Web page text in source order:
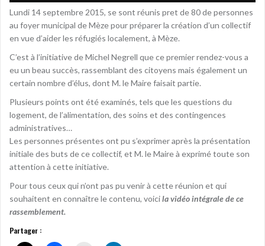
Lundi 14 septembre 2015, se sont réunis pret de 80 de personnes
au foyer municipal de Mèze pour préparer la création d’un collectif
en vue d’aider les réfugiés localement, à Mèze.
C’est à l’initiative de Michel Negrell que ce premier rendez-vous a
eu un beau succès, rassemblant des citoyens mais également un
certain nombre d’élus, dont M. le Maire faisait partie.
Plusieurs points ont été examinés, tels que les questions du
logement, de l’alimentation, des soins et des contingences
administratives…
Les personnes présentes ont pu s’exprimer après la présentation
initiale des buts de ce collectif, et M. le Maire à exprimé toute son
attention à cette initiative.
Pour tous ceux qui n’ont pas pu venir à cette réunion et qui
souhaitent en connaître le contenu, voicila vidéo intégrale de ce
rassemblement.
Partager :